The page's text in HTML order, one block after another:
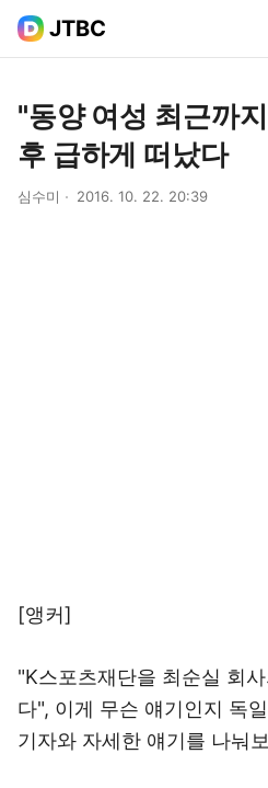
JTBC
"동양 여성 최근까
후 급하게 떠났다
심수미 2016. 10. 22. 20:39
[앵커]
"K스포츠재단을 최순실 회
다", 이게 무슨 얘기인지 독
기자와 자세한 얘기를 나눠